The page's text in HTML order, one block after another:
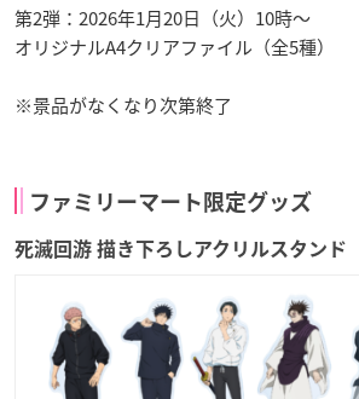
第2弾：2026年1月20日（火）10時～
オリジナルA4クリアファイル（全5種）
※景品がなくなり次第終了
ファミリーマート限定グッズ
死滅回游 描き下ろしアクリルスタンド